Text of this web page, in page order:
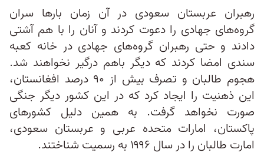
رهبران عربستان سعودی در آن زمان بارها سران
گروه‌های جهادی را دعوت کردند و آنان را با هم آشتی
دادند و حتی رهبران گروه‌های جهادی در خانه کعبه
سندی امضا کردند که دیگر با‌هم درگیر نخواهند شد.
هجوم طالبان و تصرف بیش از ۹۰ درصد افغانستان،
این ذهنیت را ایجاد کرد که در این کشور دیگر جنگی
صورت نخواهد گرفت. به همین دلیل کشورهای
پاکستان، امارات متحده عربی و عربستان سعودی،
امارت طالبان را در سال ۱۹۹۶ به رسمیت شناختند.